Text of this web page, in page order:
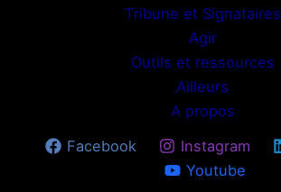
Tribune et Signataires
Agir
Outils et ressources
Ailleurs
A propos
Facebook
Instagram
Youtube